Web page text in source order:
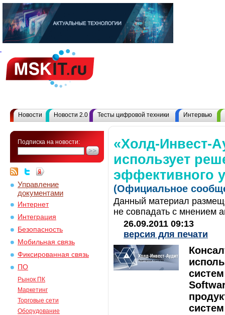
Новости Новости 2.0 Тесты цифровой техники Интервью
Подписка на новости:
Управление
документами
Интернет
Интеграция
Безопасность
Мобильная связь
Фиксированная связь
ПО
Рынок ПК
Маркетинг
Торговые сети
Оборудование
«Холд-Инвест-
использует
эффективного
(Официальное
Данный материал
не совпадать с мнением
26.09.2011 09:13
версия для печати